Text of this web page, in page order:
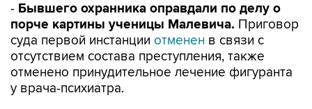
- Бывшего охранника оправдали по делу о
порче картины ученицы Малевича. Приговор
суда первой инстанции отменен в связи с
отсутствием состава преступления, также
отменено принудительное лечение фигуранта
у врача-психиатра.